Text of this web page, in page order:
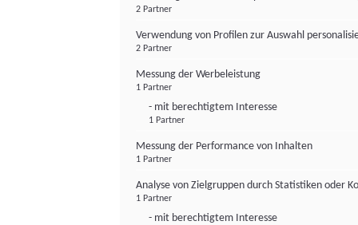
2 Partner
Verwendung von Profilen zur Auswahl
2 Partner
Messung der Werbeleistung
1 Partner
- mit berechtigtem Interesse
1 Partner
Messung der Performance von Inhalten
1 Partner
Analyse von Zielgruppen durch Statistiken oder
1 Partner
- mit berechtigtem Interesse